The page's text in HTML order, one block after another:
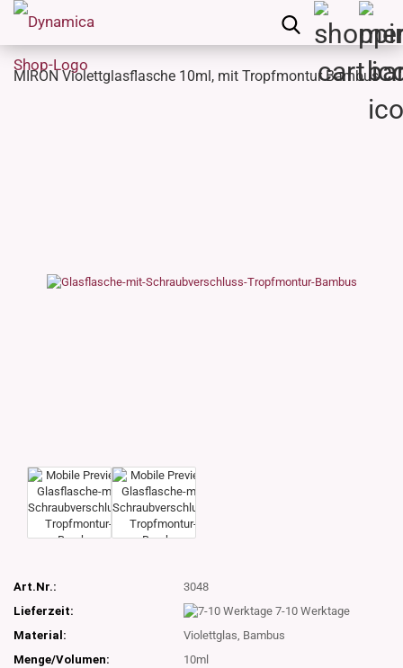
MIRON Violettglasflasche 10ml, mit Tropfmontur Bambus
Art.Nr.:
3048
Lieferzeit:
7-10 Werktage
Material:
Violettglas, Bambus
Menge/Volumen:
10ml